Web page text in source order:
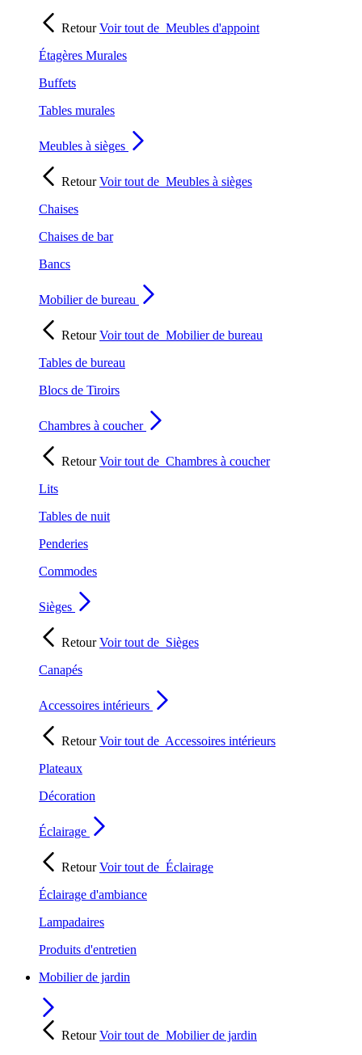
RetourVoir tout de Meubles d'appoint
Étagères Murales
Buffets
Tables murales
Meubles à sièges
RetourVoir tout de Meubles à sièges
Chaises
Chaises de bar
Bancs
Mobilier de bureau
RetourVoir tout de Mobilier de bureau
Tables de bureau
Blocs de Tiroirs
Chambres à coucher
RetourVoir tout de Chambres à coucher
Lits
Tables de nuit
Penderies
Commodes
Sièges
RetourVoir tout de Sièges
Canapés
Accessoires intérieurs
RetourVoir tout de Accessoires intérieurs
Plateaux
Décoration
Éclairage
RetourVoir tout de Éclairage
Éclairage d'ambiance
Lampadaires
Produits d'entretien
Mobilier de jardin
RetourVoir tout de Mobilier de jardin